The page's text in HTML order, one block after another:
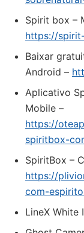
Spirit box –
https://
Baixar
Android –
Aplicativo
Mobile –
https://
spiritbox-
SpiritBox –
https://
com-
LineX White